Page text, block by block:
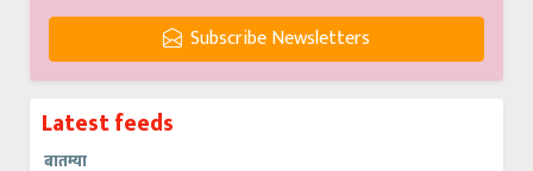
Subscribe Newsletters
Latest feeds
बातम्या